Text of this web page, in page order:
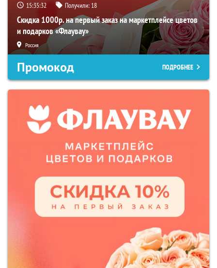
15:35:31 Получили: 18
Скидка 1000р. на первый заказ на маркетплейсе цветов
и подарков «Флаувау»
Россия
Промокод ПОДРОБНЕЕ